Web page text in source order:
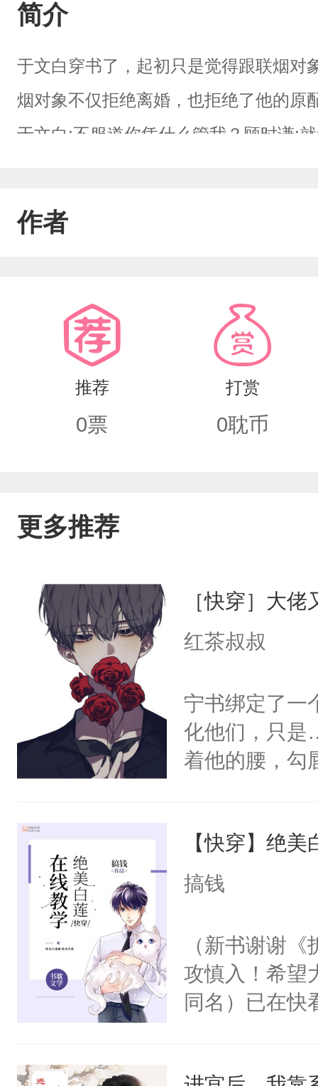
简介
于文白穿书了，起初只是觉得跟联烟对
烟对象不仅拒绝离婚，也拒绝了他的原
于文白:不服道你凭什么管我？顾时谦:
是为了攀附他家势力。于是他提出离
头。受:？？？后来于文白体验了带球
甜文有受的事业线，势均力敌的爱情
作者
推荐
0票
打赏
0耽币
更多推荐
［快穿］大
红茶叔叔
宁书绑定了一
化他们，只是
着他的腰，勾
来，给老公
用力——为你
【快穿】绝
搞钱
（新书谢谢
攻慎入！希望
同名）已在快